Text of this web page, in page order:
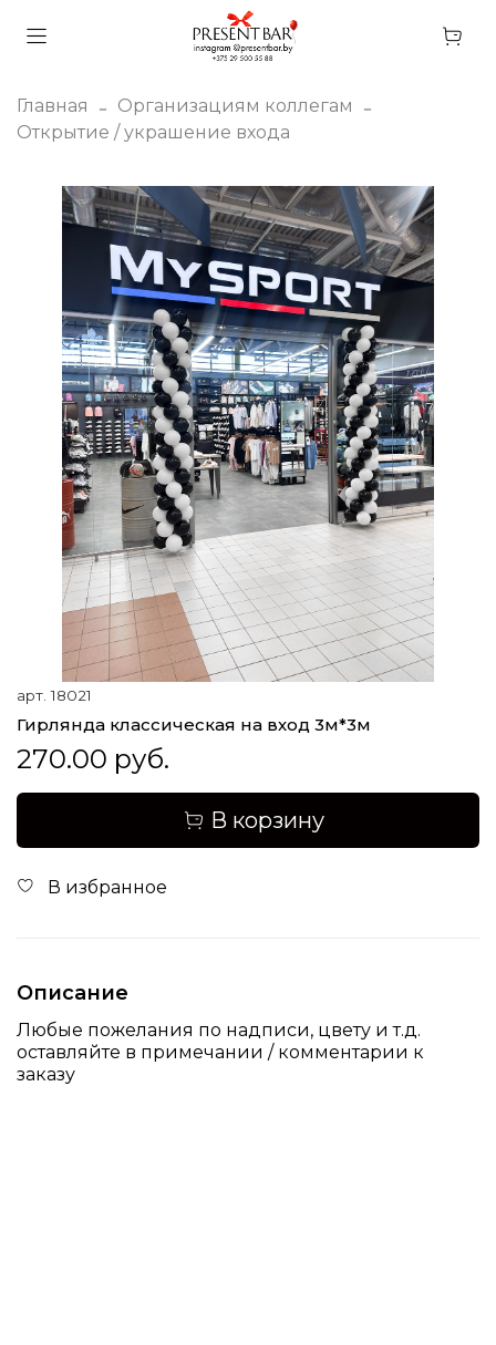
Главная
Организациям коллегам
Открытие / украшение входа
арт.18021
Гирлянда классическая на вход 3м*3м
270.00 руб.
В корзину
В избранное
Описание
Любые пожелания по надписи, цвету и т.д.
оставляйте в примечании / комментарии к
заказу